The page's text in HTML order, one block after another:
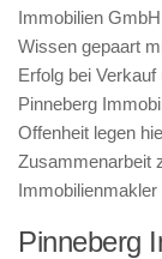
Immobilien
Wissen gepaart
Erfolg bei
Pinneberg
Offenheit legen
Zusammenarbeit
Pinneberg